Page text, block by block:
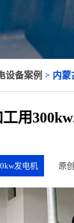
设备案例 > 内蒙
用
发电机 原创